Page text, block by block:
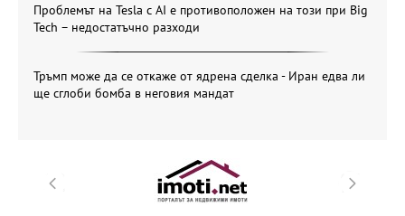
Проблемът на Tesla с AI е противоположен на този при Big
Tech – недостатъчно разходи
Тръмп може да се откаже от ядрена сделка - Иран едва ли
ще сглоби бомба в неговия мандат